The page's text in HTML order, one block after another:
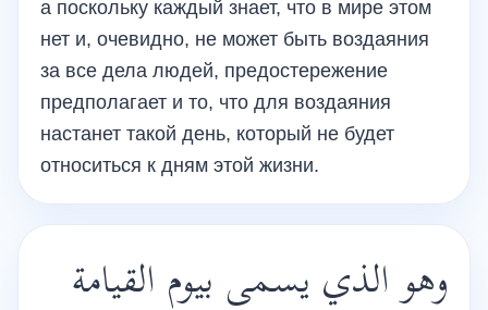
а поскольку каждый знает, что в мире этом
нет и, очевидно, не может быть воздаяния
за все дела людей, предостережение
предполагает и то, что для воздаяния
настанет такой день, который не будет
относиться к дням этой жизни.
وهو الذي يسمى بيوم القيامة